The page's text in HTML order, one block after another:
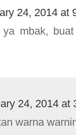
24, 2014 at
mbak,
24, 2014 at
warna